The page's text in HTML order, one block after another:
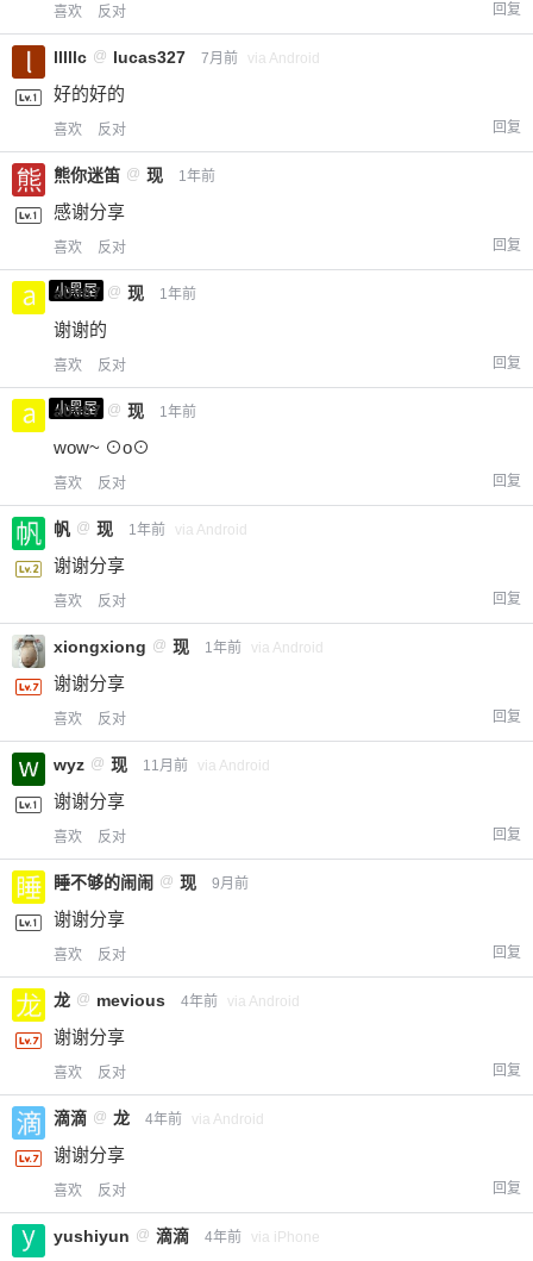
喜欢 反对 回复
lllllc @ lucas327 7月前 via Android
好的好的
喜欢 反对 回复
熊你迷笛 @ 现 1年前
感谢分享
喜欢 反对 回复
小黑屋
a0987 @ 现 1年前
谢谢的
喜欢 反对 回复
小黑屋
a0987 @ 现 1年前
wow~ ⊙o⊙
喜欢 反对 回复
帆 @ 现 1年前 via Android
谢谢分享
喜欢 反对 回复
xiongxiong @ 现 1年前 via Android
谢谢分享
喜欢 反对 回复
wyz @ 现 11月前 via Android
谢谢分享
喜欢 反对 回复
睡不够的闹闹 @ 现 9月前
谢谢分享
喜欢 反对 回复
龙 @ mevious 4年前 via Android
谢谢分享
喜欢 反对 回复
滴滴 @ 龙 4年前 via Android
谢谢分享
喜欢 反对 回复
yushiyun @ 滴滴 4年前 via iPhone